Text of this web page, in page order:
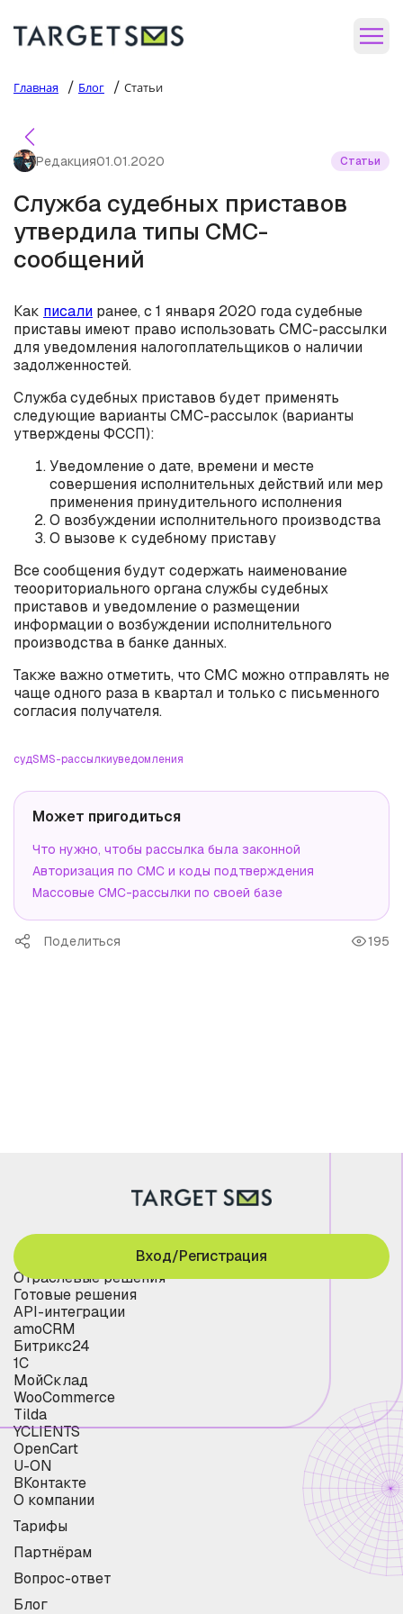
Главная / Блог / Статьи
Редакция01.01.2020 Статьи
Служба судебных приставов
утвердила типы СМС-
сообщений
Как писали ранее, с 1 января 2020 года судебные
приставы имеют право использовать СМС-рассылки
для уведомления налогоплательщиков о наличии
задолженностей.
Служба судебных приставов будет применять
следующие варианты СМС-рассылок (варианты
утверждены ФССП):
Уведомление о дате, времени и месте
совершения исполнительных действий или мер
применения принудительного исполнения
О возбуждении исполнительного производства
О вызове к судебному приставу
Все сообщения будут содержать наименование
теоориториального органа службы судебных
приставов и уведомление о размещении
информации о возбуждении исполнительного
производства в банке данных.
Также важно отметить, что СМС можно отправлять не
чаще одного раза в квартал и только с письменного
согласия получателя.
судSMS-рассылкиуведомления
Может пригодиться
Что нужно, чтобы рассылка была законной
Авторизация по СМС и коды подтверждения
Массовые СМС-рассылки по своей базе
Поделиться 195
Отраслевые решения
Готовые решения
API-интеграции
amoCRM
Битрикс24
1С
МойСклад
WooCommerce
Tilda
YCLIENTS
OpenCart
U-ON
ВКонтакте
О компании
Тарифы
Партнёрам
Вопрос-ответ
Блог
Вход/Регистрация